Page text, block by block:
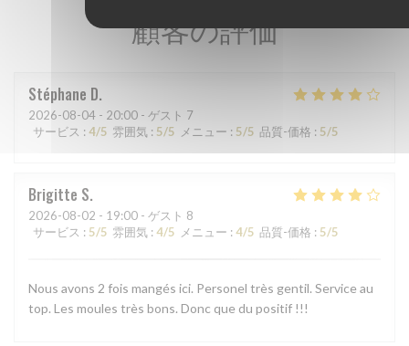
顧客の評価
Stéphane D
2026-08-04 - 20:00 - ゲスト 7
サービス : 4/5 雰囲気 : 5/5 メニュー : 5/5 品質-価格 : 5/5
Brigitte S
2026-08-02 - 19:00 - ゲスト 8
サービス : 5/5 雰囲気 : 4/5 メニュー : 4/5 品質-価格 : 5/5
Nous avons 2 fois mangés ici. Personel très gentil. Service au
top. Les moules très bons. Donc que du positif !!!